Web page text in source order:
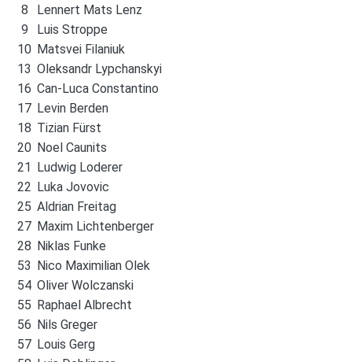
8
Lennert Mats Lenz
9
Luis Stroppe
10 Matsvei Filaniuk
13 Oleksandr Lypchanskyi
16 Can-Luca Constantino
17 Levin Berden
18 Tizian Fürst
20 Noel Caunits
21 Ludwig Loderer
22 Luka Jovovic
25 Aldrian Freitag
27 Maxim Lichtenberger
28 Niklas Funke
53 Nico Maximilian Olek
54 Oliver Wolczanski
55 Raphael Albrecht
56 Nils Greger
57 Louis Gerg